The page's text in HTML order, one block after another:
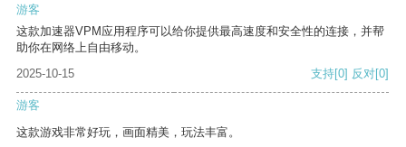
游客
这款加速器VPM应用程序可以给你提供最高速度和安全性的连接，并帮
助你在网络上自由移动。
2025-10-15
支持[0] 反对[0]
游客
这款游戏非常好玩，画面精美，玩法丰富。